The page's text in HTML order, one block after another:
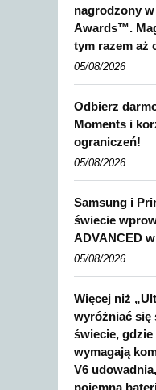
nagrodzony
Awards™.
tym razem aż
05/08/2026
Odbierz
Moments i
ograniczeń!
05/08/2026
Samsung i
świecie
ADVANCED
05/08/2026
Więcej niż
wyróżniać się
świecie, gdzie
wymagają
V6
pojemną